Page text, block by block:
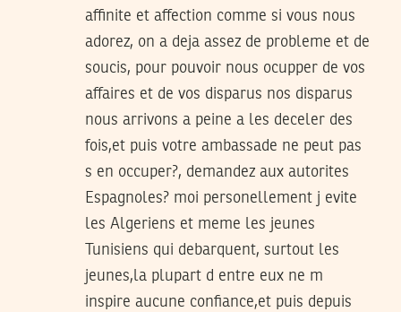
affinite et affection comme si vous nous
adorez, on a deja assez de probleme et de
soucis, pour pouvoir nous ocupper de vos
affaires et de vos disparus nos disparus
nous arrivons a peine a les deceler des
fois,et puis votre ambassade ne peut pas
s en occuper?, demandez aux autorites
Espagnoles? moi personellement j evite
les Algeriens et meme les jeunes
Tunisiens qui debarquent, surtout les
jeunes,la plupart d entre eux ne m
inspire aucune confiance,et puis depuis